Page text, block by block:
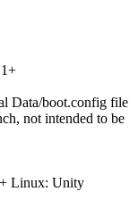
Data/boot.config file
not intended to be
Linux: Unity